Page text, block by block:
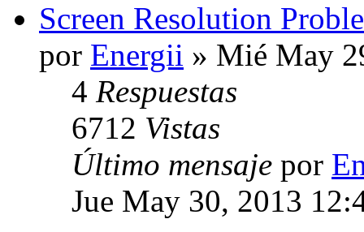
Screen Resolution
por Energii » Mié May
4 Respuestas
6712 Vistas
Último mensaje por
Jue May 30, 2013